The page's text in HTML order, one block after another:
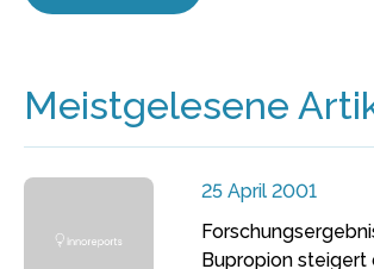
Meistgelesene
25 April 2001
Bupropion steigert